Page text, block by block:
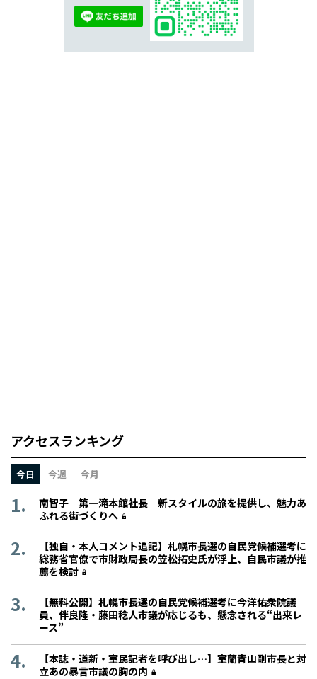
アクセスランキング
今日 今週 今月
南智子 第一滝本館社長 新スタイルの旅を提供し、魅力あ
ふれる街づくりへ
【独自・本人コメント追記】札幌市長選の自民党候補選考に
総務省官僚で市財政局長の笠松拓史氏が浮上、自民市議が推
薦を検討
【無料公開】札幌市長選の自民党候補選考に今洋佑衆院議
員、伴良隆・藤田稔人市議が応じるも、懸念される“出来レ
ース”
【本誌・道新・室民記者を呼び出し…】室蘭青山剛市長と対
立あの暴言市議の胸の内